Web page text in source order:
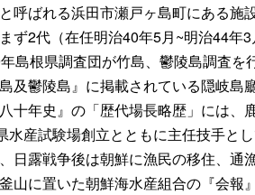
呼ばれる浜田市瀬戸ヶ島町にある
ず2代（在任明治40年5月~明治44
島根県調査団が竹島、鬱陵島調査
及鬱陵島』に掲載されている隠岐
十年史』の「歴代場長略歴」には
水産試験場創立とともに主任技手と
日露戦争後は朝鮮に漁民の移住、
山に置いた朝鮮海水産組合の『会